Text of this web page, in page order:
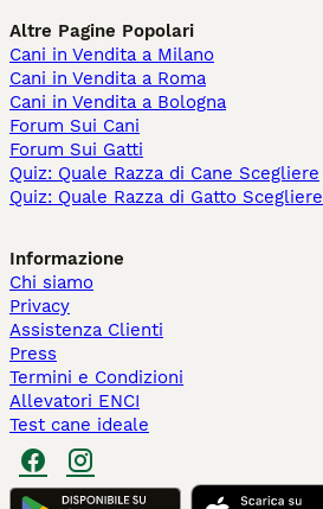
Altre Pagine Popolari
Cani in Vendita a Milano
Cani in Vendita a Roma
Cani in Vendita a Bologna
Forum Sui Cani
Forum Sui Gatti
Quiz: Quale Razza di Cane Scegliere
Quiz: Quale Razza di Gatto Scegliere
Informazione
Chi siamo
Privacy
Assistenza Clienti
Press
Termini e Condizioni
Allevatori ENCI
Test cane ideale